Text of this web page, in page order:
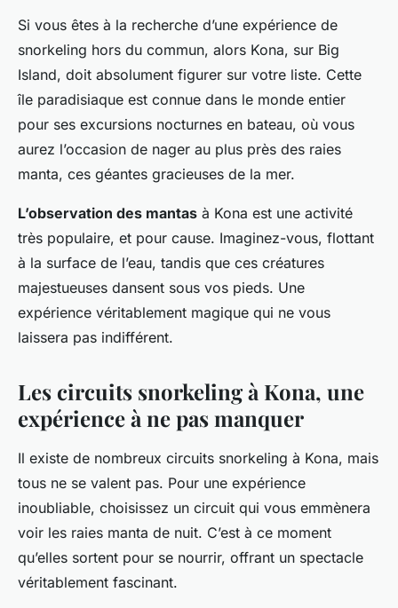
Si vous êtes à la recherche d’une expérience de
snorkeling hors du commun, alors Kona, sur Big
Island, doit absolument figurer sur votre liste. Cette
île paradisiaque est connue dans le monde entier
pour ses excursions nocturnes en bateau, où vous
aurez l’occasion de nager au plus près des raies
manta, ces géantes gracieuses de la mer.
L’observation des mantas à Kona est une activité
très populaire, et pour cause. Imaginez-vous, flottant
à la surface de l’eau, tandis que ces créatures
majestueuses dansent sous vos pieds. Une
expérience véritablement magique qui ne vous
laissera pas indifférent.
Les circuits snorkeling à Kona, une
expérience à ne pas manquer
Il existe de nombreux circuits snorkeling à Kona, mais
tous ne se valent pas. Pour une expérience
inoubliable, choisissez un circuit qui vous emmènera
voir les raies manta de nuit. C’est à ce moment
qu’elles sortent pour se nourrir, offrant un spectacle
véritablement fascinant.